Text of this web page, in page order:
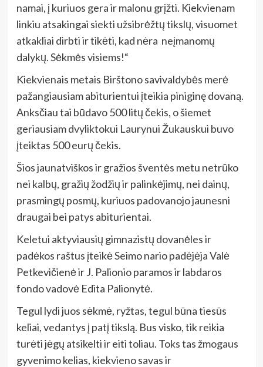
namai, į kuriuos gera ir malonu grįžti. Kiekvienam
linkiu atsakingai siekti užsibrėžtų tikslų, visuomet
atkakliai dirbti ir tikėti, kad nėra neįmanomų
dalykų. Sėkmės visiems!“
Kiekvienais metais Birštono savivaldybės merė
pažangiausiam abiturientui įteikia piniginę dovaną.
Anksčiau tai būdavo 500 litų čekis, o šiemet
geriausiam dvyliktokui Laurynui Žukauskui buvo
įteiktas 500 eurų čekis.
Šios jaunatviškos ir gražios šventės metu netrūko
nei kalbų, gražių žodžių ir palinkėjimų, nei dainų,
prasmingų posmų, kuriuos padovanojo jaunesni
draugai bei patys abiturientai.
Keletui aktyviausių gimnazistų dovanėles ir
padėkos raštus įteikė Seimo nario padėjėja Valė
Petkevičienė ir J. Palionio paramos ir labdaros
fondo vadovė Edita Palionytė.
Tegul lydi juos sėkmė, ryžtas, tegul būna tiesūs
keliai, vedantys į patį tikslą. Bus visko, tik reikia
turėti jėgų atsikelti ir eiti toliau. Toks tas žmogaus
gyvenimo kelias, kiekvieno savas ir